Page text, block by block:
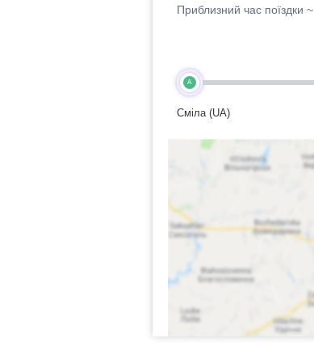
Приблизний час поїздки ~
A
Сміла (UA)